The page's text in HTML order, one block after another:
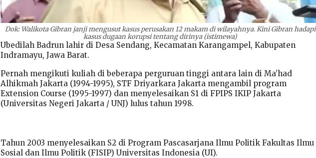
Dok: Walikota Gibran janji mengusut kasus perusakan 12 makam di wilayahnya. Kini Gibran hadapi
kasus dugaan korupsi tentang dirinya (istimewa)
Ubedilah Badrun lahir di Desa Sendang, Kecamatan Karangampel, Kabupaten
Indramayu, Jawa Barat.
Pernah mengikuti kuliah di beberapa perguruan tinggi antara lain di Ma’had
Alhikmah Jakarta (1994-1995), STF Driyarkara Jakarta mengambil program
Extension Course (1995-1997) dan menyelesaikan S1 di FPIPS IKIP Jakarta
(Universitas Negeri Jakarta / UNJ) lulus tahun 1998.
Tahun 2003 menyelesaikan S2 di Program Pascasarjana Ilmu Politik Fakultas Ilmu
Sosial dan Ilmu Politik (FISIP) Universitas Indonesia (UI).